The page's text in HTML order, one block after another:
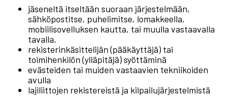
jäseneltä itseltään suoraan järjestelmään,
sähköpostitse, puhelimitse, lomakkeella,
mobiilisovelluksen kautta, tai muulla vastaavalla
tavalla,
rekisterinkäsittelijän (pääkäyttäjä) tai
toimihenkilön (ylläpitäjä) syöttäminä
evästeiden tai muiden vastaavien tekniikoiden
avulla
lajiliittojen rekistereistä ja kilpailujärjestelmistä